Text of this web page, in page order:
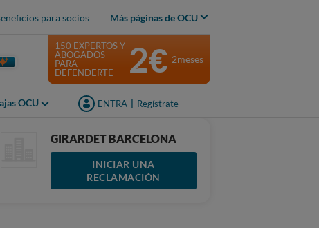
para socios Más páginas de OCU
OCU ENTRA Regístrate
150 EXPERTOS Y
ABOGADOS
PARA
DEFENDERTE
2€ 2meses
GIRARDET BARCELONA
INICIAR UNA
RECLAMACIÓN